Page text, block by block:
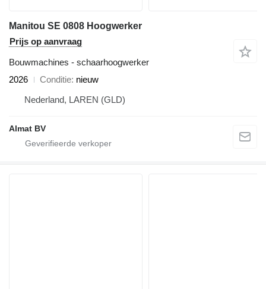
Manitou SE 0808 Hoogwerker
Prijs op aanvraag
Bouwmachines - schaarhoogwerker
2026
Conditie nieuw
Nederland, LAREN (GLD)
Almat BV